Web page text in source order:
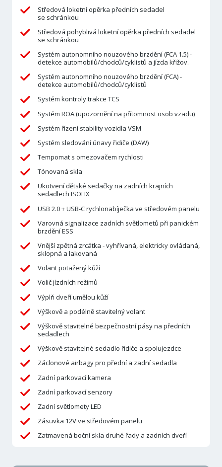
Středová loketní opěrka předních sedadel
se schránkou
Středová pohyblivá loketní opěrka předních sedadel
se schránkou
Systém autonomního nouzového brzdění (FCA 1.5) -
detekce automobilů/chodců/cyklistů a jízda křižov.
Systém autonomního nouzového brzdění (FCA) -
detekce automobilů/chodců/cyklistů
Systém kontroly trakce TCS
Systém ROA (upozornění na přítomnost osob vzadu)
Systém řízení stability vozidla VSM
Systém sledování únavy řidiče (DAW)
Tempomat s omezovačem rychlosti
Tónovaná skla
Ukotvení dětské sedačky na zadních krajních
sedadlech ISOFIX
USB 2.0 + USB-C rychlonabíječka ve středovém panelu
Varovná signalizace zadních světlometů při panickém
brzdění ESS
Vnější zpětná zrcátka - vyhřívaná, elektricky ovládaná,
sklopná a lakovaná
Volant potažený kůží
Volič jízdních režimů
Výplň dveří umělou kůží
Výškově a podélně stavitelný volant
Výškově stavitelné bezpečnostní pásy na předních
sedadlech
Výškově stavitelné sedadlo řidiče a spolujezdce
Záclonové airbagy pro přední a zadní sedadla
Zadní parkovací kamera
Zadní parkovací senzory
Zadní světlomety LED
Zásuvka 12V ve středovém panelu
Zatmavená boční skla druhé řady a zadních dveří